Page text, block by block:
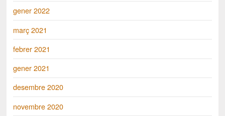
gener 2022
març 2021
febrer 2021
gener 2021
desembre 2020
novembre 2020